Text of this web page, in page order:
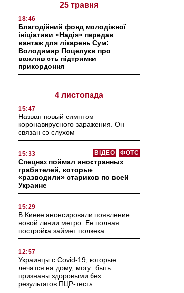
25 травня
18:46
Благодійний фонд молодіжної
ініціативи «Надія» передав
вантаж для лікарень Сум:
Володимир Поцелуєв про
важливість підтримки
прикордоння
4 листопада
15:47
Назван новый симптом
коронавирусного заражения. Он
связан со слухом
15:33 ФОТО
ВІДЕО
Спецназ поймал иностранных
грабителей, которые
«разводили» стариков по всей
Украине
15:29
В Киеве анонсировали появление
новой линии метро. Ее полная
постройка займет полвека
12:57
Украинцы с Covid-19, которые
лечатся на дому, могут быть
признаны здоровыми без
результатов ПЦР-теста